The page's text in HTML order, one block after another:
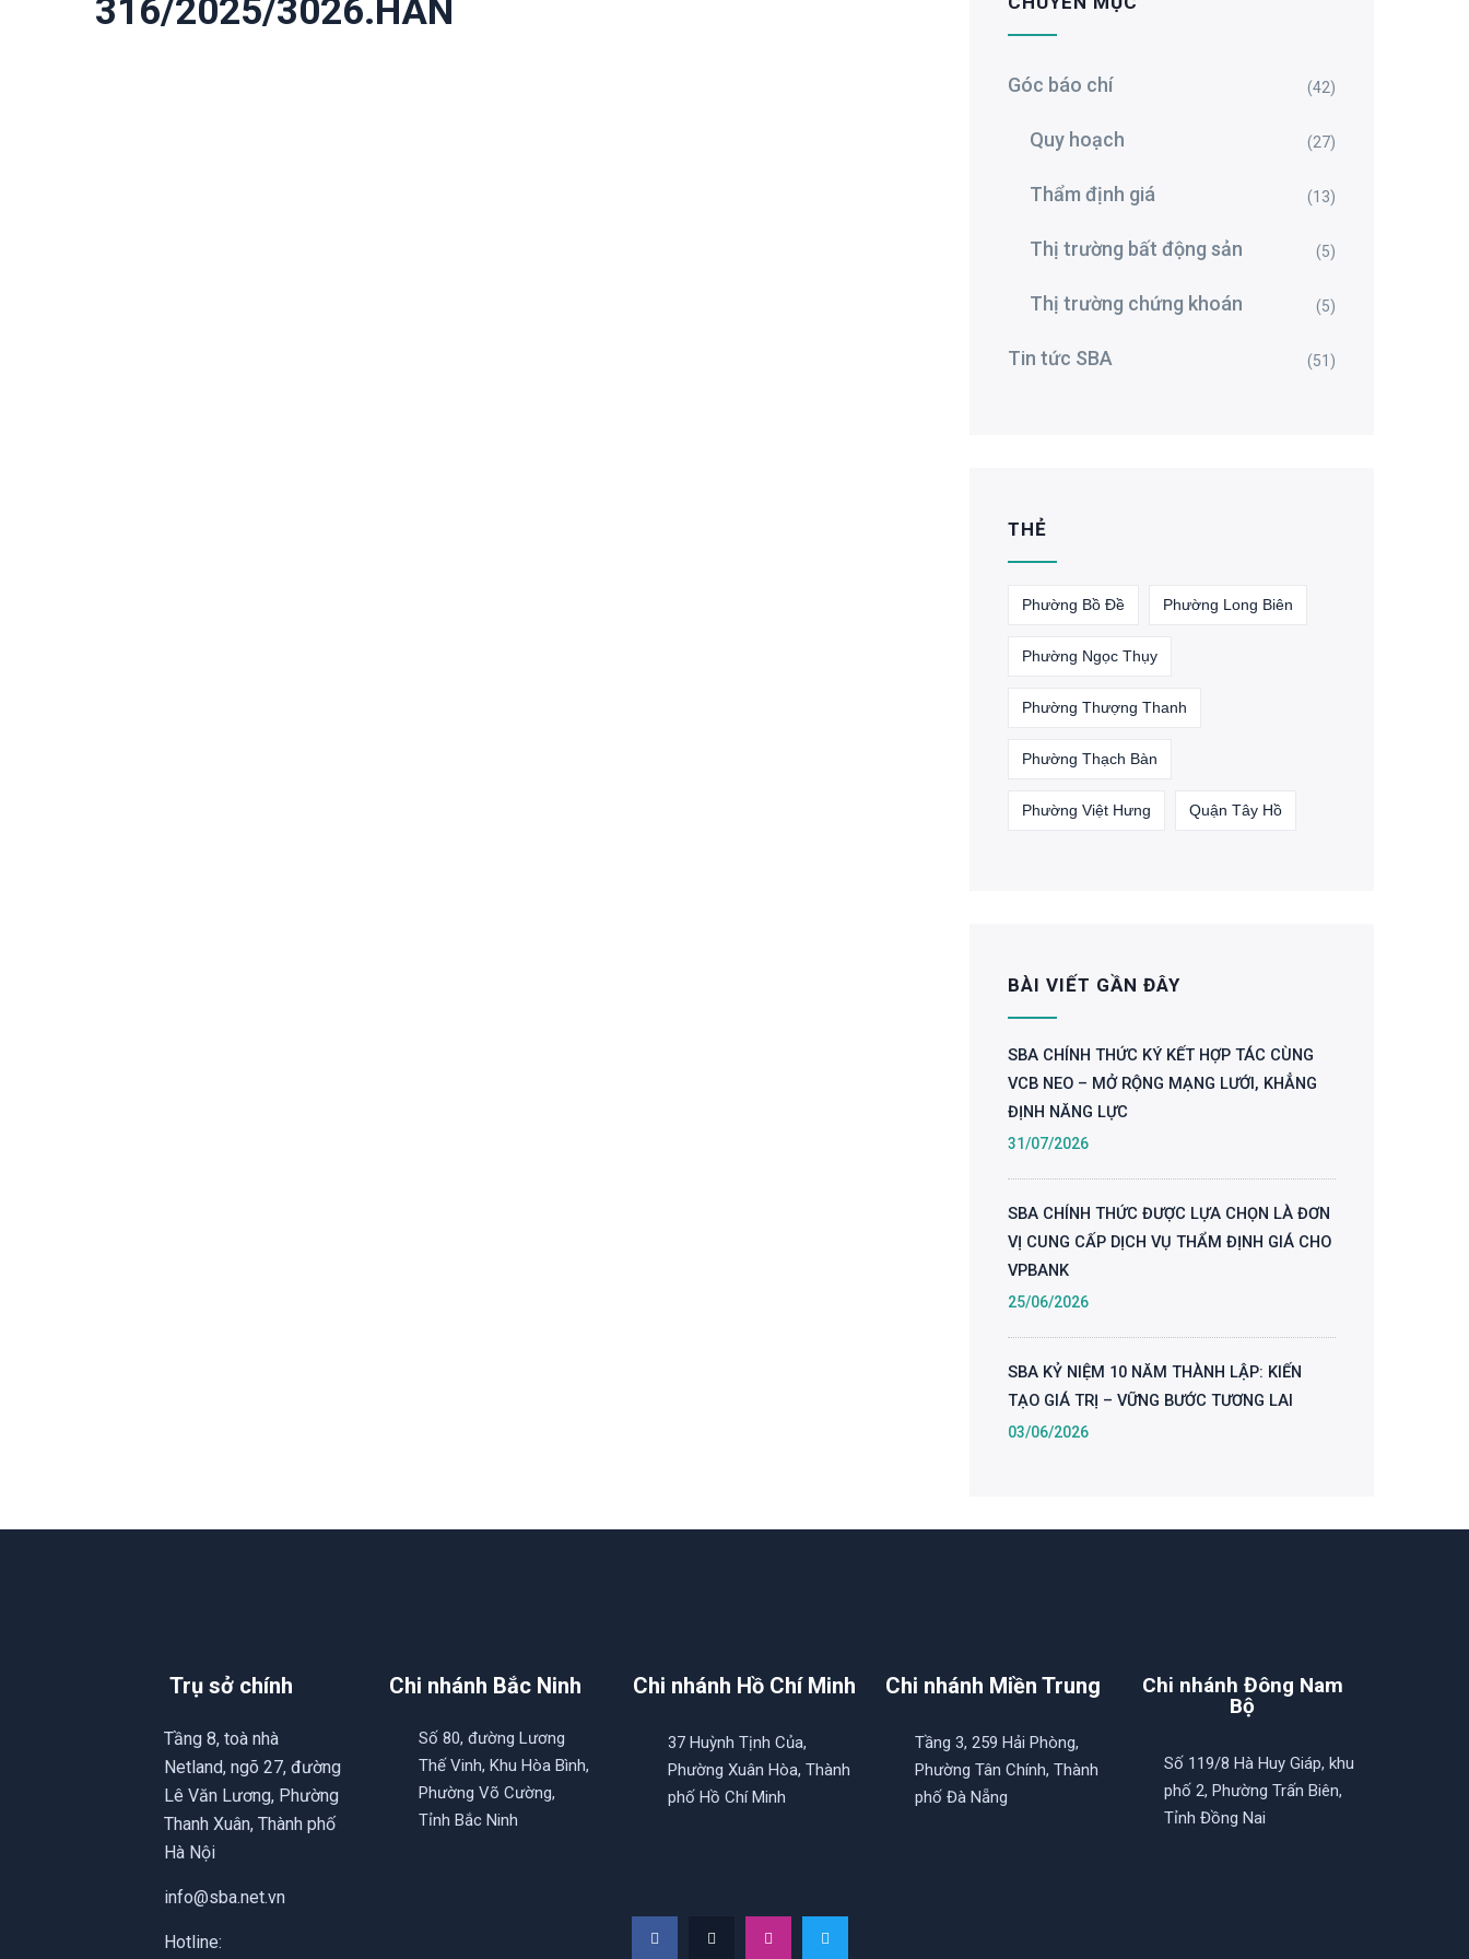
316/2025/3026.HAN
Góc báo chí (42)
Quy hoạch (27)
Thẩm định giá (13)
Thị trường bất động sản (5)
Thị trường chứng khoán (5)
Tin tức SBA (51)
THẺ
Phường Bồ Đề Phường Long Biên
Phường Ngọc Thụy
Phường Thượng Thanh
Phường Thạch Bàn
Phường Việt Hưng Quận Tây Hồ
BÀI VIẾT GẦN ĐÂY
SBA CHÍNH THỨC KÝ KẾT HỢP TÁC CÙNG
VCB NEO – MỞ RỘNG MẠNG LƯỚI, KHẲNG
ĐỊNH NĂNG LỰC
31/07/2026
SBA CHÍNH THỨC ĐƯỢC LỰA CHỌN LÀ ĐƠN
VỊ CUNG CẤP DỊCH VỤ THẨM ĐỊNH GIÁ CHO
VPBANK
25/06/2026
SBA KỶ NIỆM 10 NĂM THÀNH LẬP: KIẾN
TẠO GIÁ TRỊ – VỮNG BƯỚC TƯƠNG LAI
03/06/2026
Trụ sở chính
Tầng 8, toà nhà
Netland, ngõ 27, đường
Lê Văn Lương, Phường
Thanh Xuân, Thành phố
Hà Nội
info@sba.net.vn
Hotline:
Chi nhánh Bắc Ninh
Số 80, đường Lương
Thế Vinh, Khu Hòa Bình,
Phường Võ Cường,
Tỉnh Bắc Ninh
Chi nhánh Hồ Chí Minh
37 Huỳnh Tịnh Của,
Phường Xuân Hòa, Thành
phố Hồ Chí Minh
Chi nhánh Miền Trung
Tầng 3, 259 Hải Phòng,
Phường Tân Chính, Thành
phố Đà Nẵng
Chi nhánh Đông Nam
Bộ
Số 119/8 Hà Huy Giáp, khu
phố 2, Phường Trấn Biên,
Tỉnh Đồng Nai